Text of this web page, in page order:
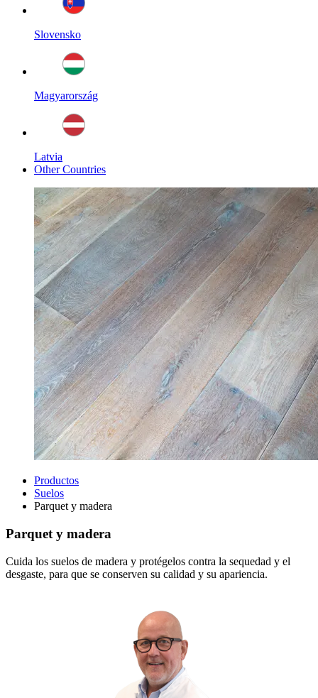
Slovensko
Magyarország
Latvia
Other Countries
Productos
Suelos
Parquet y madera
Parquet y madera
Cuida los suelos de madera y protégelos contra la sequedad y el
desgaste, para que se conserven su calidad y su apariencia.